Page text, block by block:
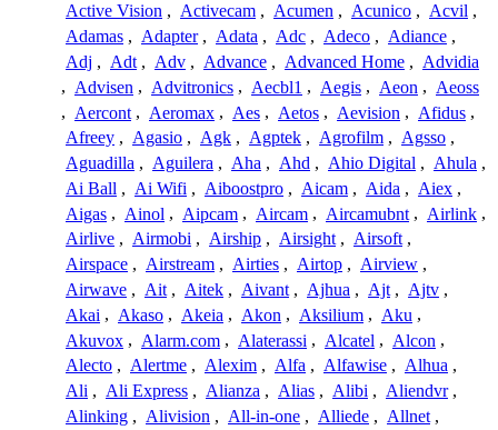
Active Vision , Activecam , Acumen , Acunico , Acvil ,
Adamas , Adapter , Adata , Adc , Adeco , Adiance ,
Adj , Adt , Adv , Advance , Advanced Home , Advidia
, Advisen , Advitronics , Aecbl1 , Aegis , Aeon , Aeoss
, Aercont , Aeromax , Aes , Aetos , Aevision , Afidus ,
Afreey , Agasio , Agk , Agptek , Agrofilm , Agsso ,
Aguadilla , Aguilera , Aha , Ahd , Ahio Digital , Ahula ,
Ai Ball , Ai Wifi , Aiboostpro , Aicam , Aida , Aiex ,
Aigas , Ainol , Aipcam , Aircam , Aircamubnt , Airlink ,
Airlive , Airmobi , Airship , Airsight , Airsoft ,
Airspace , Airstream , Airties , Airtop , Airview ,
Airwave , Ait , Aitek , Aivant , Ajhua , Ajt , Ajtv ,
Akai , Akaso , Akeia , Akon , Aksilium , Aku ,
Akuvox , Alarm.com , Alaterassi , Alcatel , Alcon ,
Alecto , Alertme , Alexim , Alfa , Alfawise , Alhua ,
Ali , Ali Express , Alianza , Alias , Alibi , Aliendvr ,
Alinking , Alivision , All-in-one , Alliede , Allnet ,